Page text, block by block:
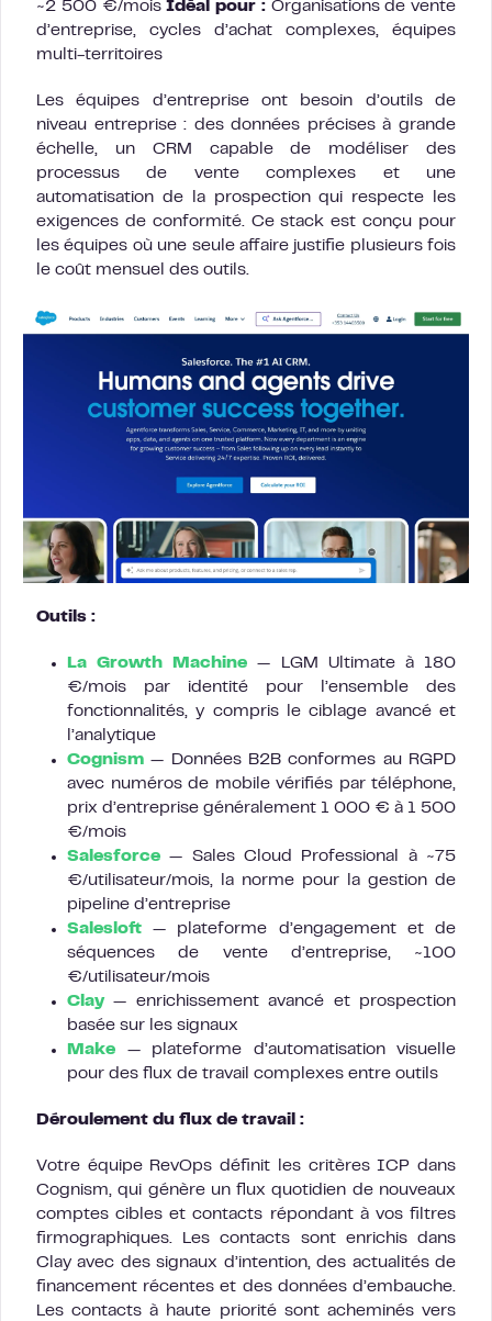
~2 500 €/moisIdéal pour :Organisations de vente
d’entreprise, cycles d’achat complexes, équipes
multi-territoires
Les équipes d’entreprise ont besoin d’outils de
niveau entreprise : des données précises à grande
échelle, un CRM capable de modéliser des
processus de vente complexes et une
automatisation de la prospection qui respecte les
exigences de conformité. Ce stack est conçu pour
les équipes où une seule affaire justifie plusieurs fois
le coût mensuel des outils.
Outils :
La Growth Machine — LGM Ultimate à 180
€/mois par identité pour l’ensemble des
fonctionnalités, y compris le ciblage avancé et
l’analytique
Cognism — Données B2B conformes au RGPD
avec numéros de mobile vérifiés par téléphone,
prix d’entreprise généralement 1 000 € à 1 500
€/mois
Salesforce — Sales Cloud Professional à ~75
€/utilisateur/mois, la norme pour la gestion de
pipeline d’entreprise
Salesloft — plateforme d’engagement et de
séquences de vente d’entreprise, ~100
€/utilisateur/mois
Clay— enrichissement avancé et prospection
basée sur les signaux
Make — plateforme d’automatisation visuelle
pour des flux de travail complexes entre outils
Déroulement du flux de travail :
Votre équipe RevOps définit les critères ICP dans
Cognism, qui génère un flux quotidien de nouveaux
comptes cibles et contacts répondant à vos filtres
firmographiques. Les contacts sont enrichis dans
Clay avec des signaux d’intention, des actualités de
financement récentes et des données d’embauche.
Les contacts à haute priorité sont acheminés vers